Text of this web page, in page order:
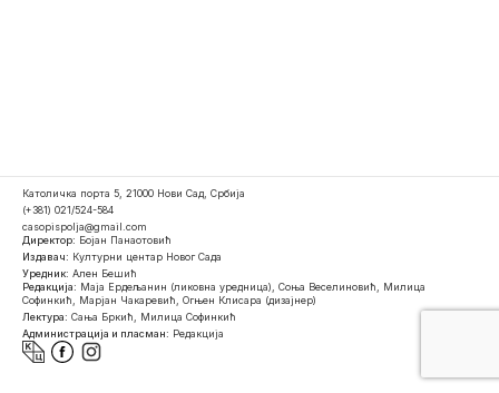
Католичка порта 5, 21000 Нови Сад, Србија
(+381) 021/524-584
casopispolja@gmail.com
Директор: Бојан Панаотовић
Издавач: Културни центар Новог Сада
Уредник: Ален Бешић
Редакција: Маја Ердељанин (ликовна уредница), Соња Веселиновић, Милица
Софинкић, Марјан Чакаревић, Огњен Клисара (дизајнер)
Лектура: Сања Бркић, Милица Софинкић
Администрација и пласман: Редакција